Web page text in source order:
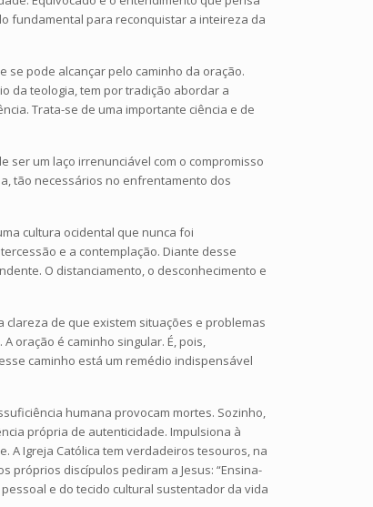
fundamental para reconquistar a inteireza da
se pode alcançar pelo caminho da oração.
da teologia, tem por tradição abordar a
Trata-se de uma importante ciência e de
ser um laço irrenunciável com o compromisso
tão necessários no enfrentamento dos
cultura ocidental que nunca foi
e a contemplação. Diante desse
O distanciamento, o desconhecimento e
de que existem situações e problemas
oração é caminho singular. É, pois,
caminho está um remédio indispensável
humana provocam mortes. Sozinho,
própria de autenticidade. Impulsiona à
A Igreja Católica tem verdadeiros tesouros, na
próprios discípulos pediram a Jesus: “Ensina-
e do tecido cultural sustentador da vida